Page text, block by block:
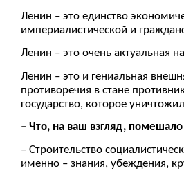
Ленин – это единство
империалистической и
Ленин – это очень актуальная
Ленин – это и гениальная
противоречия в стане
государство, которое
– Что, на ваш взгляд,
– Строительство
именно – знания, убеждения,